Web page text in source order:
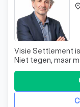
Visie Settlement
Niet tegen, maar
het emotionele
vaak uitmonden
de onderlinge
moet worden